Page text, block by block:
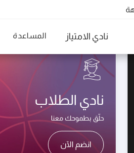
نادي الامتياز المساعدة
نادي الطلاب
حلّق بطموحك معنا
انضم الآن